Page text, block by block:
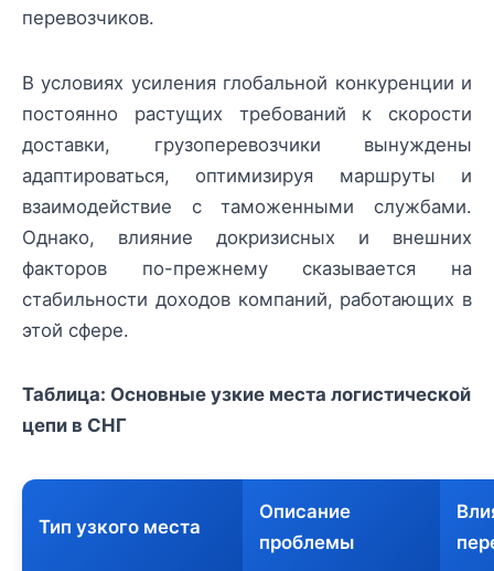
перевозчиков.
В условиях усиления глобальной конкуренции и
постоянно растущих требований к скорости
доставки, грузоперевозчики вынуждены
адаптироваться, оптимизируя маршруты и
взаимодействие с таможенными службами.
Однако, влияние докризисных и внешних
факторов по-прежнему сказывается на
стабильности доходов компаний, работающих в
этой сфере.
Таблица: Основные узкие места логистической
цепи в СНГ
Тип узкого места
Описание
проблемы